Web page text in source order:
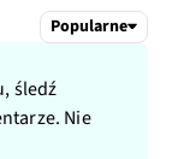
Popularne
śledź
Nie